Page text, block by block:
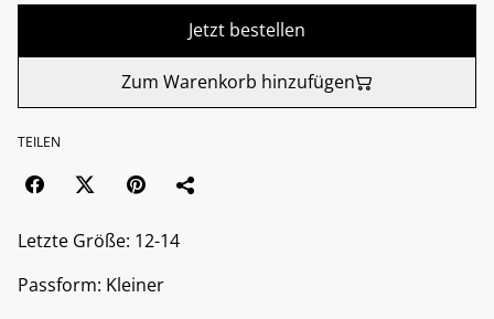
Jetzt bestellen
Zum Warenkorb hinzufügen
TEILEN
Letzte Größe: 12-14
Passform: Kleiner